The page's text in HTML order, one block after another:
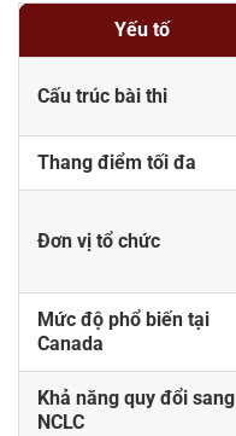
Yếu tố
Cấu trúc bài thi
Thang điểm tối đa
Đơn vị tổ chức
Mức độ phổ biến tại
Canada
Khả năng quy đổi sang
NCLC